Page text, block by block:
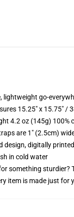
lightweight go-
15.25" x 15.75" /
4.2 oz (145g) 100%
are 1" (2.5cm)
design, digitally
in cold water
something sturdier?
item is made just